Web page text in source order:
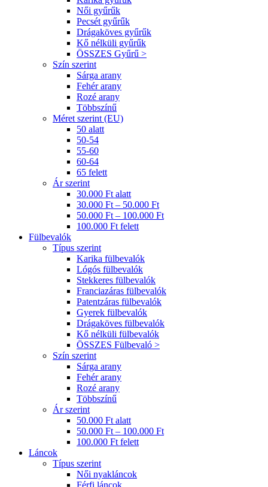
Női gyűrűk
Pecsét gyűrűk
Drágaköves gyűrűk
Kő nélküli gyűrűk
ÖSSZES Gyűrű >
Szín szerint
Sárga arany
Fehér arany
Rozé arany
Többszínű
Méret szerint (EU)
50 alatt
50-54
55-60
60-64
65 felett
Ár szerint
30.000 Ft alatt
30.000 Ft – 50.000 Ft
50.000 Ft – 100.000 Ft
100.000 Ft felett
Fülbevalók
Típus szerint
Karika fülbevalók
Lógós fülbevalók
Stekkeres fülbevalók
Franciazáras fülbevalók
Patentzáras fülbevalók
Gyerek fülbevalók
Drágaköves fülbevalók
Kő nélküli fülbevalók
ÖSSZES Fülbevaló >
Szín szerint
Sárga arany
Fehér arany
Rozé arany
Többszínű
Ár szerint
50.000 Ft alatt
50.000 Ft – 100.000 Ft
100.000 Ft felett
Láncok
Típus szerint
Női nyakláncok